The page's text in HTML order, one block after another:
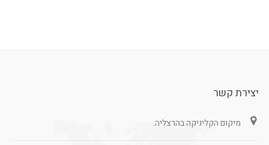
יצירת קשר
מיקום הקליניקה בהרצליה.